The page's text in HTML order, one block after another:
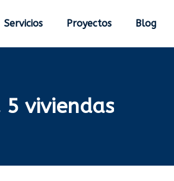
Servicios Proyectos Blog
viviendas